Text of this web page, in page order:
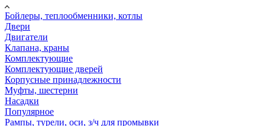
Бойлеры, теплообменники, котлы
Двери
Двигатели
Клапана, краны
Комплектующие
Комплектующие дверей
Корпусные принадлежности
Муфты, шестерни
Насадки
Популярное
Рампы, турели, оси, з/ч для промывки